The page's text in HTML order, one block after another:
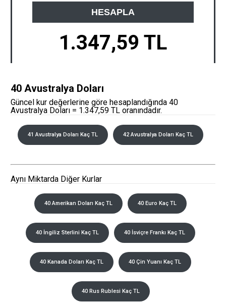
HESAPLA
1.347,59 TL
40 Avustralya Doları
Güncel kur değerlerine göre hesaplandığında 40
Avustralya Doları = 1.347,59 TL oranındadır.
41 Avustralya Doları Kaç TL 42 Avustralya Doları Kaç TL
Aynı Miktarda Diğer Kurlar
40 Amerikan Doları Kaç TL 40 Euro Kaç TL
40 İngiliz Sterlini Kaç TL 40 İsviçre Frankı Kaç TL
40 Kanada Doları Kaç TL 40 Çin Yuanı Kaç TL
40 Rus Rublesi Kaç TL